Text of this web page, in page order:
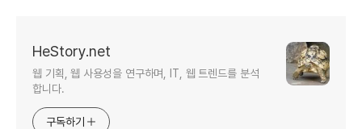
HeStory.net
웹 기획, 웹 사용성을 연구하며, IT, 웹 트렌드를 분석
합니다.
구독하기